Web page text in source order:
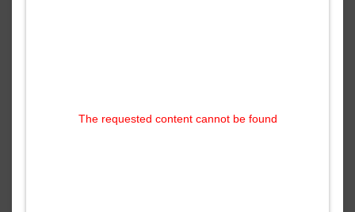
The requested content cannot be found